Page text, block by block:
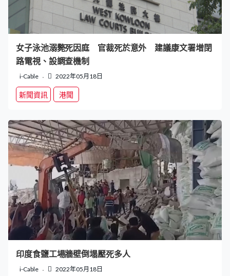
女子泳池溺斃死因庭 官裁死於意外 建議康文署增閉
路電視、設調查機制
i-Cable 2022年05月18日
新聞資訊 港聞
印度食鹽工場牆壁倒塌壓死多人
i-Cable 2022年05月18日